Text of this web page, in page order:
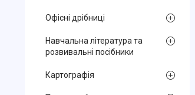
Офісні дрібниці
Навчальна література та
розвивальні посібники
Картографія